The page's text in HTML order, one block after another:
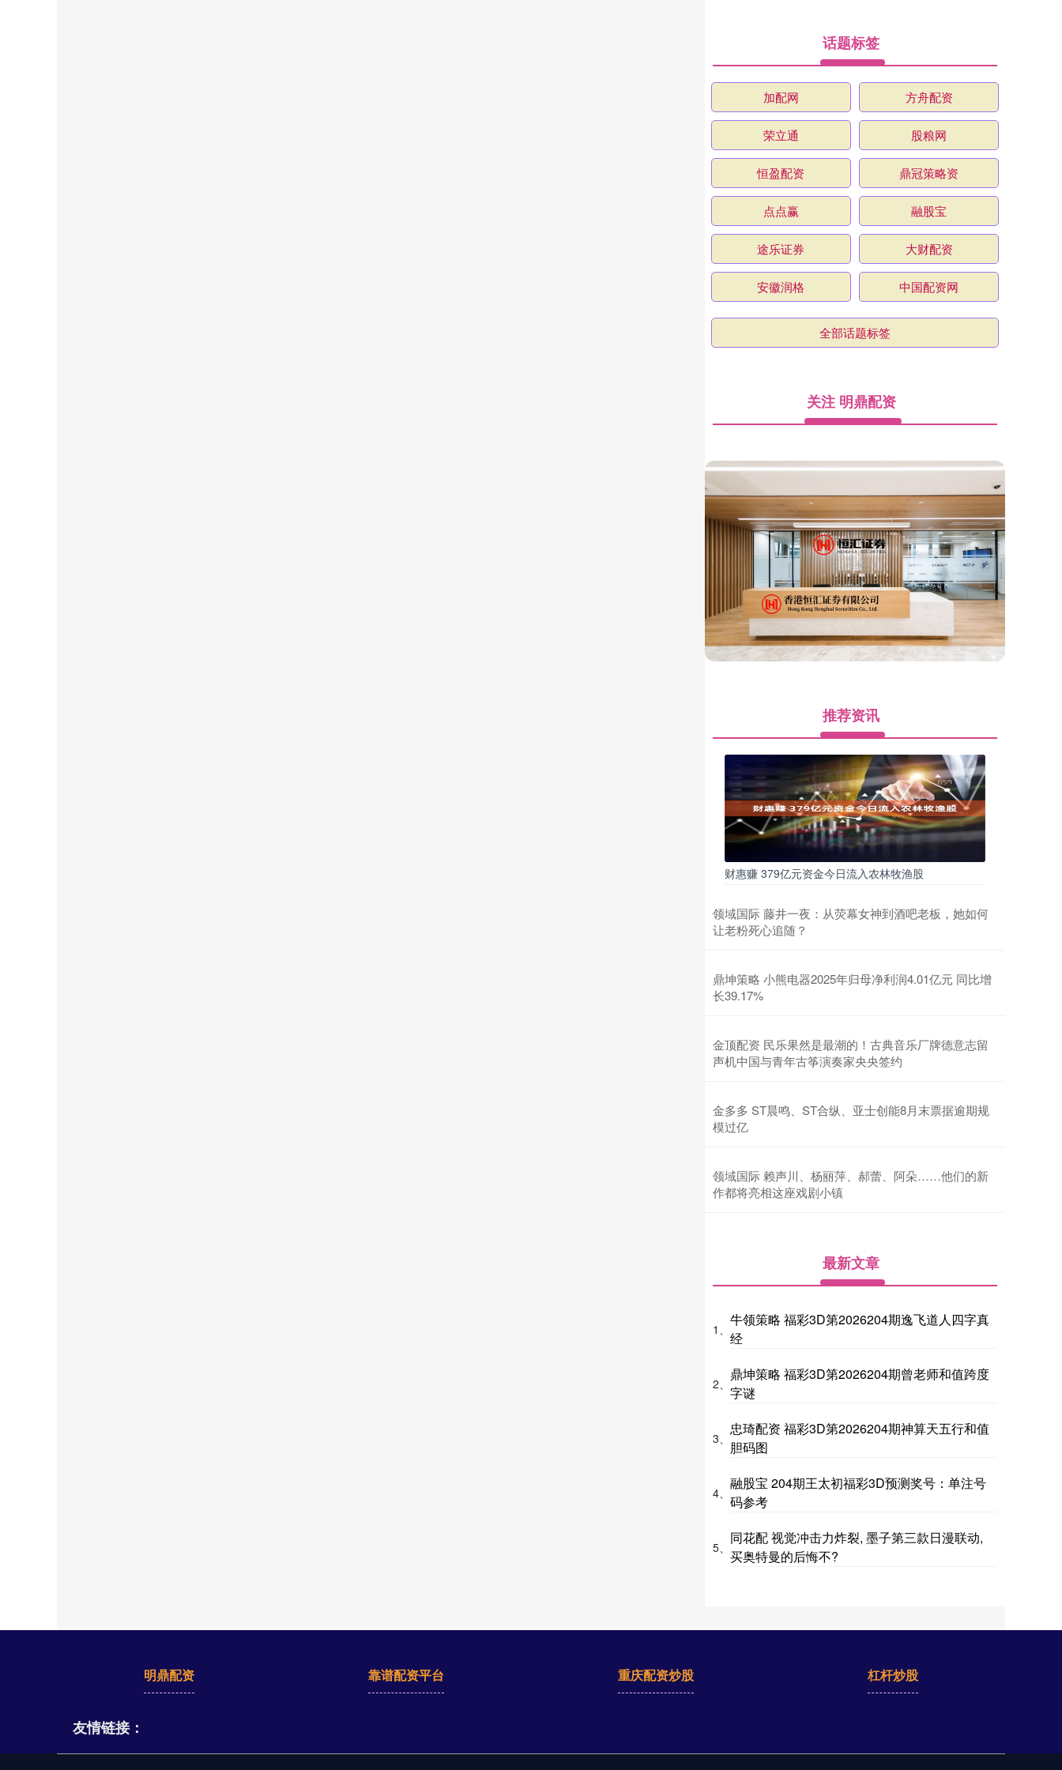
话题标签
加配网 方舟配资
荣立通 股粮网
恒盈配资 鼎冠策略资
点点赢 融股宝
途乐证券 大财配资
安徽润格 中国配资网
全部话题标签
关注 明鼎配资
推荐资讯
财惠赚 379亿元资金今日流入农林牧渔股
领域国际 藤井一夜：从荧幕女神到酒吧老板，她如何
让老粉死心追随？
鼎坤策略 小熊电器2025年归母净利润4.01亿元 同比增
长39.17%
金顶配资 民乐果然是最潮的！古典音乐厂牌德意志留
声机中国与青年古筝演奏家央央签约
金多多 ST晨鸣、ST合纵、亚士创能8月末票据逾期规
模过亿
领域国际 赖声川、杨丽萍、郝蕾、阿朵……他们的新
作都将亮相这座戏剧小镇
最新文章
1、
牛领策略 福彩3D第2026204期逸飞道人四字真
经
2、
鼎坤策略 福彩3D第2026204期曾老师和值跨度
字谜
3、
忠琦配资 福彩3D第2026204期神算天五行和值
胆码图
4、
融股宝 204期王太初福彩3D预测奖号：单注号
码参考
5、
同花配 视觉冲击力炸裂, 墨子第三款日漫联动,
买奥特曼的后悔不?
明鼎配资 靠谱配资平台 重庆配资炒股 杠杆炒股
友情链接：